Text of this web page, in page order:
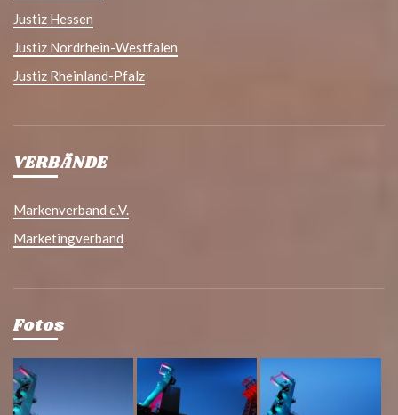
Justiz Hessen
Justiz Nordrhein-Westfalen
Justiz Rheinland-Pfalz
VERBÄNDE
Markenverband e.V.
Marketingverband
Fotos